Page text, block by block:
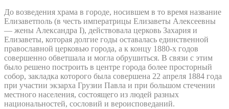
До возведения храма в городе, носившем в то время название
Елизаветполь (в честь императрицы Елизаветы Алексеевны
— жены Александра I), действовала церковь Захария и
Елизаветы, которая долгие годы оставалась единственной
православной церковью города, а к концу 1880-х годов
совершенно обветшала и могла обрушиться. В связи с этим
было решено построить в центре города более просторный
собор, закладка которого была совершена 22 апреля 1884 года
при участии экзарха Грузии Павла и при большом стечении
местного населения, состоящего из людей разных
национальностей, сословий и вероисповеданий.